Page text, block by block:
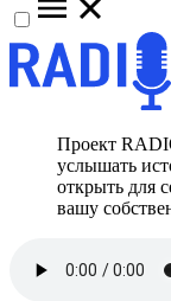
Проект
услышать
открыть для
вашу